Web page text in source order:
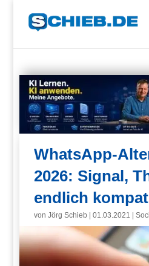
WhatsApp-
2026: Signal,
endlich
vonJörg Schieb |01.03.2021 |